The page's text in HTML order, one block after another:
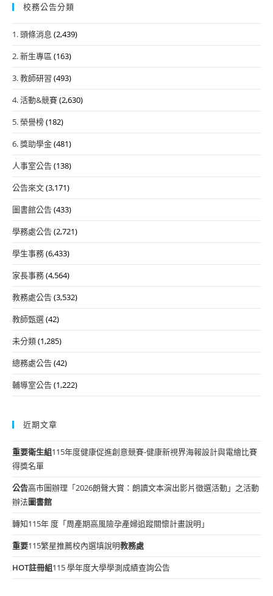
校務公告分類
1. 頭條消息 (2,439)
2. 新生專區 (163)
3. 教師研習 (493)
4. 活動&競賽(2,630)
5. 榮譽榜(182)
6. 獎助學金(481)
人事室公告(138)
公告來文(3,171)
圖書館公告(433)
學務處公告(2,721)
學生事務(6,433)
家長事務(4,564)
教務處公告(3,532)
教師甄選(42)
未分類(1,285)
總務處公告(42)
輔導室公告(1,222)
近期文章
重要衛生組115年度健康促進創意競賽-健康新視界海報設計與電繪比賽
得獎名單
公告高市圖辦理「2026朗聲大賞：朗讀文本演出影片徵選活動」之活動
辦法圖書館
轉知115年 度「周產期高風險孕產婦追蹤關懷計畫說明」
重要115繁星推薦校內選填說明教務處
HOT註冊組115 學年度大學學測成績查詢公告